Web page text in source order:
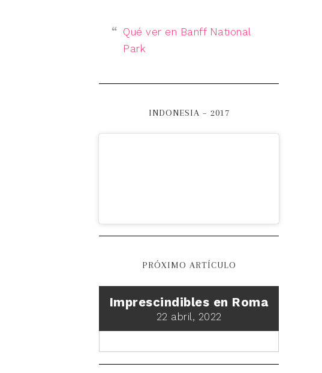
Qué ver en Banff National
Park
INDONESIA – 2017
PRÓXIMO ARTÍCULO
Imprescindibles en Roma
22 abril, 2022